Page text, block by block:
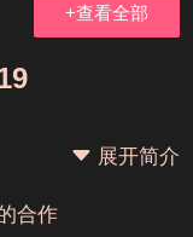
+查看全部
展开简介
程)
合作